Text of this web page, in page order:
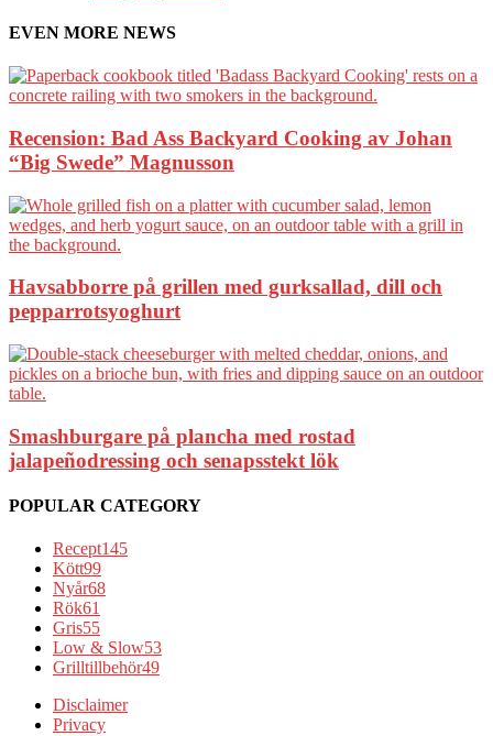
EVEN MORE NEWS
Recension: Bad Ass Backyard Cooking av Johan
“Big Swede” Magnusson
Havsabborre på grillen med gurksallad, dill och
pepparrotsyoghurt
Smashburgare på plancha med rostad
jalapeñodressing och senapsstekt lök
POPULAR CATEGORY
Recept145
Kött99
Nyår68
Rök61
Gris55
Low & Slow53
Grilltillbehör49
Disclaimer
Privacy